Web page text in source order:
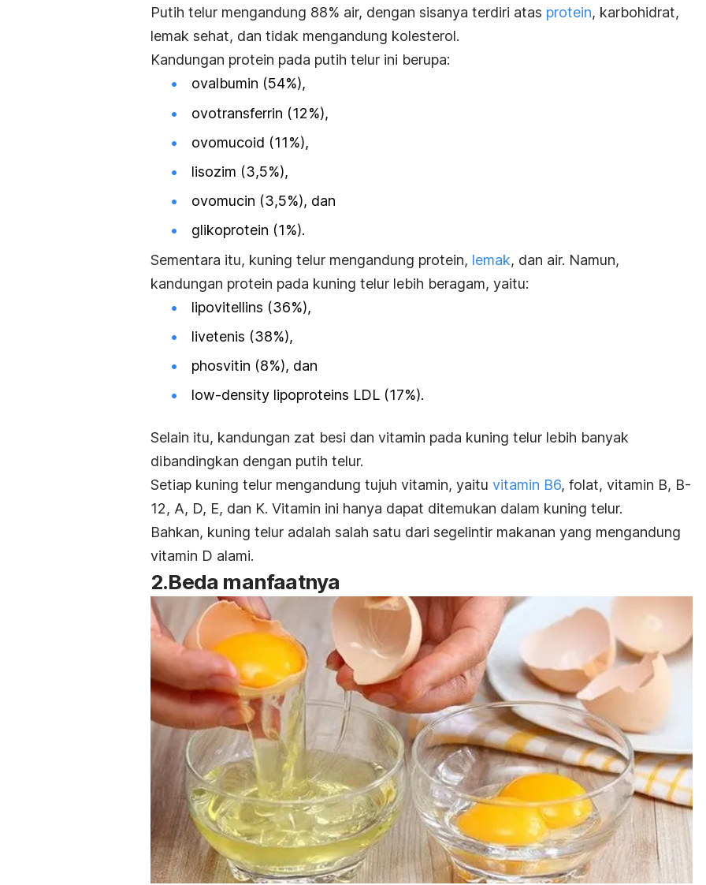
Putih telur mengandung 88% air, dengan sisanya terdiri atas protein, karbohidrat,
lemak sehat, dan tidak mengandung kolesterol.
Kandungan protein pada putih telur ini berupa:
ovalbumin (54%),
ovotransferrin (12%),
ovomucoid (11%),
lisozim (3,5%),
ovomucin (3,5%), dan
glikoprotein (1%).
Sementara itu, kuning telur mengandung protein, lemak, dan air. Namun,
kandungan protein pada kuning telur lebih beragam, yaitu:
lipovitellins (36%),
livetenis (38%),
phosvitin (8%), dan
low-density lipoproteins LDL (17%).
Selain itu, kandungan zat besi dan vitamin pada kuning telur lebih banyak
dibandingkan dengan putih telur.
Setiap kuning telur mengandung tujuh vitamin, yaitu vitamin B6, folat, vitamin B, B-
12, A, D, E, dan K. Vitamin ini hanya dapat ditemukan dalam kuning telur.
Bahkan, kuning telur adalah salah satu dari segelintir makanan yang mengandung
vitamin D alami.
2.Beda manfaatnya